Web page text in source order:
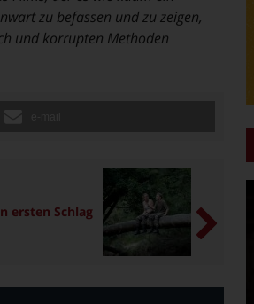
zu befassen und zu zeigen,
und korrupten Methoden
ersten Schlag